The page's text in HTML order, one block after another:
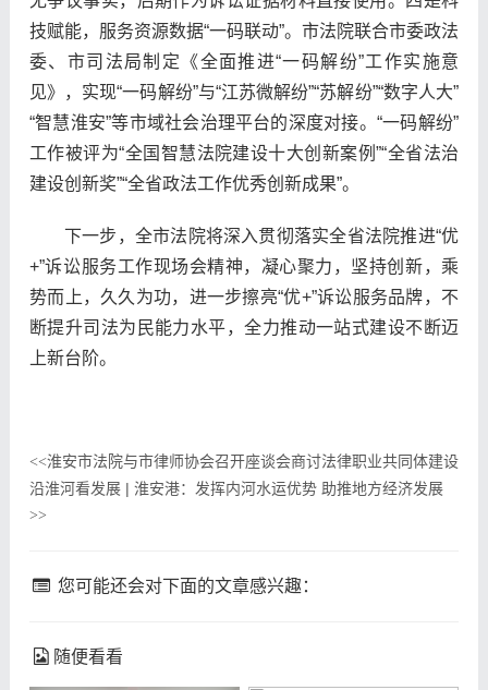
技赋能，服务资源数据“一码联动”。市法院联合市委政法
委、市司法局制定《全面推进“一码解纷”工作实施意
见》，实现“一码解纷”与“江苏微解纷”“苏解纷”“数字人大”
“智慧淮安”等市域社会治理平台的深度对接。“一码解纷”
工作被评为“全国智慧法院建设十大创新案例”“全省法治
建设创新奖”“全省政法工作优秀创新成果”。
下一步，全市法院将深入贯彻落实全省法院推进“优
+”诉讼服务工作现场会精神，凝心聚力，坚持创新，乘
势而上，久久为功，进一步擦亮“优+”诉讼服务品牌，不
断提升司法为民能力水平，全力推动一站式建设不断迈
上新台阶。
<<淮安市法院与市律师协会召开座谈会商讨法律职业共同体建设
沿淮河看发展 | 淮安港：发挥内河水运优势 助推地方经济发展
>>
您可能还会对下面的文章感兴趣：
随便看看